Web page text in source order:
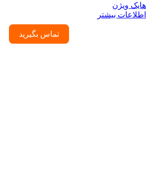
هایک ویژن
اطلاعات بیشتر
تماس بگیرید